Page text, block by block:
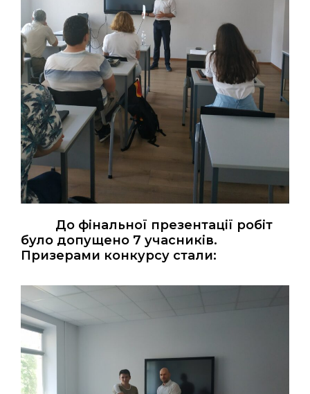
До фінальної презентації робіт
було допущено 7 учасників.
Призерами конкурсу стали: